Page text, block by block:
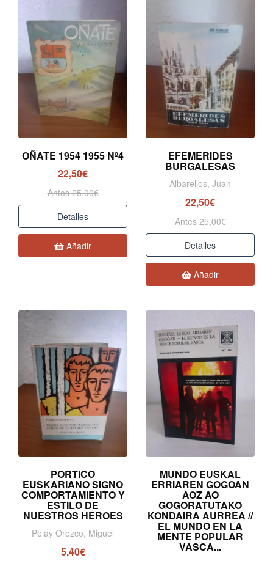
OÑATE 1954 1955 Nº4
22,50€
Antes 25,00€
Detalles
Añadir
EFEMERIDES
BURGALESAS
Albarellos, Juan
22,50€
Antes 25,00€
Detalles
Añadir
PORTICO
EUSKARIANO SIGNO
COMPORTAMIENTO Y
ESTILO DE
NUESTROS HEROES
Pelay Orozco, Miguel
5,40€
MUNDO EUSKAL
ERRIAREN GOGOAN
AOZ AO
GOGORATUTAKO
KONDAIRA AURREA //
EL MUNDO EN LA
MENTE POPULAR
VASCA...